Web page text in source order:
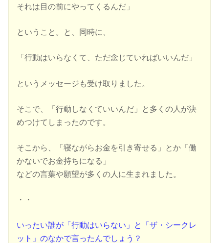
それは目の前にやってくるんだ」
ということ。と、同時に、
「行動はいらなくて、ただ念じていればいいんだ」
というメッセージも受け取りました。
そこで、「行動しなくていいんだ」と多くの人が決
めつけてしまったのです。
そこから、「寝ながらお金を引き寄せる」とか「働
かないでお金持ちになる」
などの言葉や願望が多くの人に生まれました。
・・
いったい誰が「行動はいらない」と「ザ・シークレ
ット」のなかで言ったんでしょう？